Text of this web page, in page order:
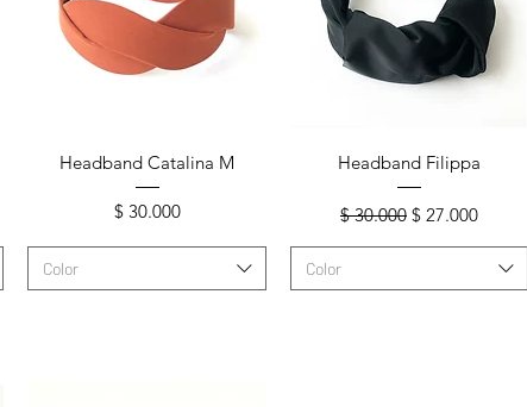
Vista rápida
Headband Catalina M
Precio
$ 30.000
Color
Vista rápida
Headband Filippa
Precio
$ 30.000 Precio de oferta
$ 27.000
Color